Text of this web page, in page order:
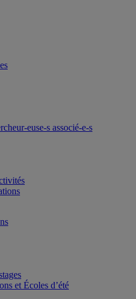
euse-s associé-e-s
et Écoles d’été